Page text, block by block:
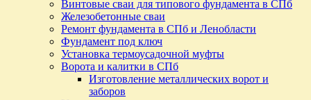
Винтовые сваи для типового фундамента в СПб
Железобетонные сваи
Ремонт фундамента в СПб и Ленобласти
Фундамент под ключ
Установка термоусадочной муфты
Ворота и калитки в СПб
Изготовление металлических ворот и
заборов